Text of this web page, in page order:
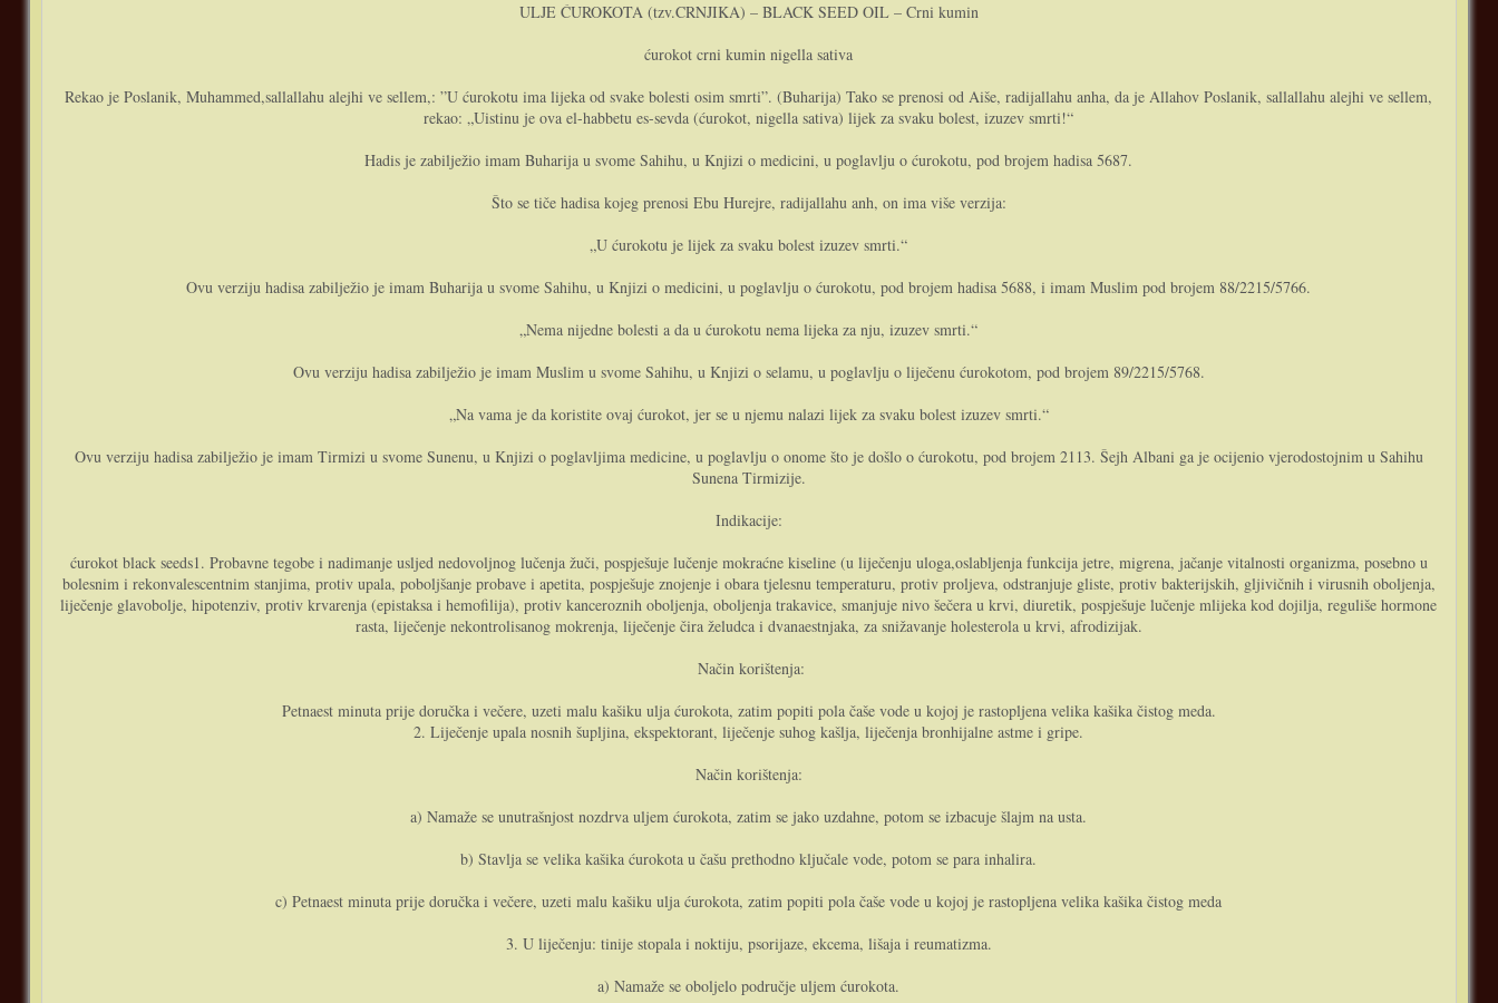
ULJE ĆUROKOTA (tzv.CRNJIKA) – BLACK SEED OIL – Crni kumin
ćurokot crni kumin nigella sativa
Rekao je Poslanik, Muhammed,sallallahu alejhi ve sellem,: ”U ćurokotu ima lijeka od svake bolesti osim smrti”. (Buharija) Tako se prenosi od Aiše, radijallahu anha, da je Allahov Poslanik, sallallahu alejhi ve sellem,
rekao: „Uistinu je ova el-habbetu es-sevda (ćurokot, nigella sativa) lijek za svaku bolest, izuzev smrti!“
Hadis je zabilježio imam Buharija u svome Sahihu, u Knjizi o medicini, u poglavlju o ćurokotu, pod brojem hadisa 5687.
Što se tiče hadisa kojeg prenosi Ebu Hurejre, radijallahu anh, on ima više verzija:
„U ćurokotu je lijek za svaku bolest izuzev smrti.“
Ovu verziju hadisa zabilježio je imam Buharija u svome Sahihu, u Knjizi o medicini, u poglavlju o ćurokotu, pod brojem hadisa 5688, i imam Muslim pod brojem 88/2215/5766.
„Nema nijedne bolesti a da u ćurokotu nema lijeka za nju, izuzev smrti.“
Ovu verziju hadisa zabilježio je imam Muslim u svome Sahihu, u Knjizi o selamu, u poglavlju o liječenu ćurokotom, pod brojem 89/2215/5768.
„Na vama je da koristite ovaj ćurokot, jer se u njemu nalazi lijek za svaku bolest izuzev smrti.“
Ovu verziju hadisa zabilježio je imam Tirmizi u svome Sunenu, u Knjizi o poglavljima medicine, u poglavlju o onome što je došlo o ćurokotu, pod brojem 2113. Šejh Albani ga je ocijenio vjerodostojnim u Sahihu
Sunena Tirmizije.
Indikacije:
ćurokot black seeds1. Probavne tegobe i nadimanje usljed nedovoljnog lučenja žuči, pospješuje lučenje mokraćne kiseline (u liječenju uloga,oslabljenja funkcija jetre, migrena, jačanje vitalnosti organizma, posebno u
bolesnim i rekonvalescentnim stanjima, protiv upala, poboljšanje probave i apetita, pospješuje znojenje i obara tjelesnu temperaturu, protiv proljeva, odstranjuje gliste, protiv bakterijskih, gljivičnih i virusnih oboljenja,
liječenje glavobolje, hipotenziv, protiv krvarenja (epistaksa i hemofilija), protiv kanceroznih oboljenja, oboljenja trakavice, smanjuje nivo šečera u krvi, diuretik, pospješuje lučenje mlijeka kod dojilja, reguliše hormone
rasta, liječenje nekontrolisanog mokrenja, liječenje čira želudca i dvanaestnjaka, za snižavanje holesterola u krvi, afrodizijak.
Način korištenja:
Petnaest minuta prije doručka i večere, uzeti malu kašiku ulja ćurokota, zatim popiti pola čaše vode u kojoj je rastopljena velika kašika čistog meda.
2. Liječenje upala nosnih šupljina, ekspektorant, liječenje suhog kašlja, liječenja bronhijalne astme i gripe.
Način korištenja:
a) Namaže se unutrašnjost nozdrva uljem ćurokota, zatim se jako uzdahne, potom se izbacuje šlajm na usta.
b) Stavlja se velika kašika ćurokota u čašu prethodno ključale vode, potom se para inhalira.
c) Petnaest minuta prije doručka i večere, uzeti malu kašiku ulja ćurokota, zatim popiti pola čaše vode u kojoj je rastopljena velika kašika čistog meda
3. U liječenju: tinije stopala i noktiju, psorijaze, ekcema, lišaja i reumatizma.
a) Namaže se oboljelo područje uljem ćurokota.